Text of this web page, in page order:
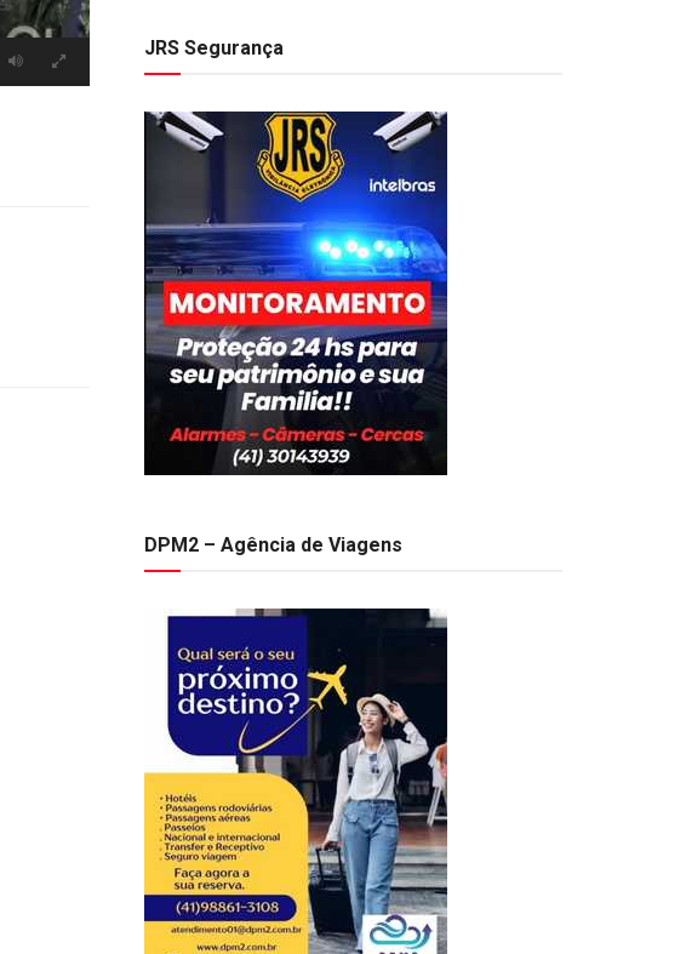
JRS Segurança
DPM2 – Agência de Viagens